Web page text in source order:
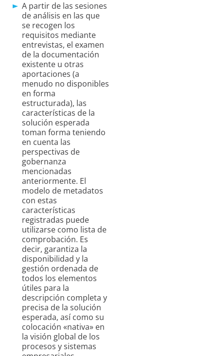
A partir de las sesiones
de análisis en las que
se recogen los
requisitos mediante
entrevistas, el examen
de la documentación
existente u otras
aportaciones (a
menudo no disponibles
en forma
estructurada), las
características de la
solución esperada
toman forma teniendo
en cuenta las
perspectivas de
gobernanza
mencionadas
anteriormente. El
modelo de metadatos
con estas
características
registradas puede
utilizarse como lista de
comprobación. Es
decir, garantiza la
disponibilidad y la
gestión ordenada de
todos los elementos
útiles para la
descripción completa y
precisa de la solución
esperada, así como su
colocación «nativa» en
la visión global de los
procesos y sistemas